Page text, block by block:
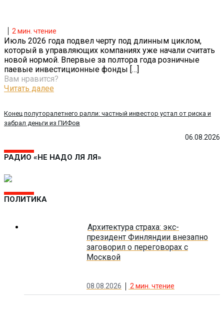
06.08.2026
Конец полуторалетнего ралли: частный инвестор устал от риска и
забрал деньги из ПИФов
2мин. чтение
Июль 2026 года подвел черту под длинным циклом,
который в управляющих компаниях уже начали считать
новой нормой. Впервые за полтора года розничные
паевые инвестиционные фонды […]
Вам нравится?
Читать далее
РАДИО «НЕ НАДО ЛЯ ЛЯ»
ПОЛИТИКА
Архитектура страха: экс-
президент Финляндии внезапно
заговорил о переговорах с
Москвой
08.08.2026 2 мин. чтение